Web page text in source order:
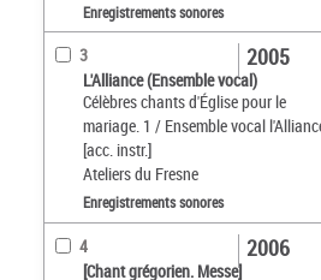
Enregistrements sonores
3
L'Alliance (Ensemble vocal)
Célèbres chants d'Église pour le
mariage. 1 / Ensemble vocal
[acc. instr.]
Ateliers du Fresne
2005
Enregistrements sonores
4
[Chant grégorien. Messe]
2006